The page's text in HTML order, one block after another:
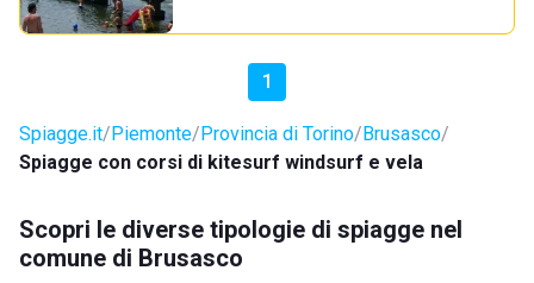
1
Spiagge.it Piemonte Provincia di Torino Brusasco
Spiagge con corsi di kitesurf windsurf e vela
Scopri le diverse tipologie di spiagge nel
comune di Brusasco